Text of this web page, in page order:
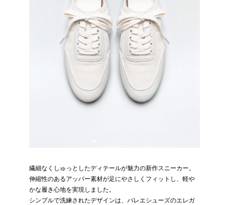
繊細なくしゅっとしたディテールが魅力の新作スニーカー。
伸縮性のあるアッパー素材が足にやさしくフィットし、軽や
かな履き心地を実現しました。
シンプルで洗練されたデザインは、バレエシューズのエレガ